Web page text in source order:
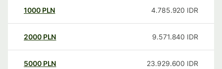
1000 PLN 4.785.920 IDR
2000 PLN 9.571.840 IDR
5000 PLN 23.929.600 IDR